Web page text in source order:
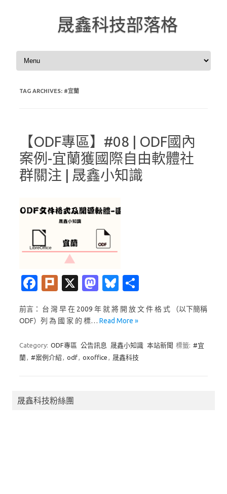
晟鑫科技部落格
Skip to content
TAG ARCHIVES: #宜蘭
【ODF專區】#08 | ODF國內
案例-宜蘭獲國際自由軟體社
群關注 | 晟鑫小知識
Fa
e
o
o
Pl
k
X
M
t
d
o
Bl
es
y
前言： 台 灣 早 在 2009 年 就 將 開 放 文 件 格 式 （以下簡稱
ODF）列 為 國 家 的 標… Read More »
Category: ODF專區 公告訊息 晟鑫小知識 本站新聞 標籤: #宜
蘭, #案例介紹 , odf, oxoffice , 晟鑫科技
晟鑫科技粉絲團